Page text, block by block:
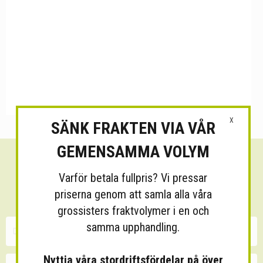
Sänk dina fraktkostnader!
30 minuters kostnadsfri konsultation
X
SÄNK FRAKTEN VIA VÅR
GEMENSAMMA VOLYM
Varför betala fullpris? Vi pressar
priserna genom att samla alla våra
grossisters fraktvolymer i en och
samma upphandling.
Nyttja våra stordriftsfördelar på över